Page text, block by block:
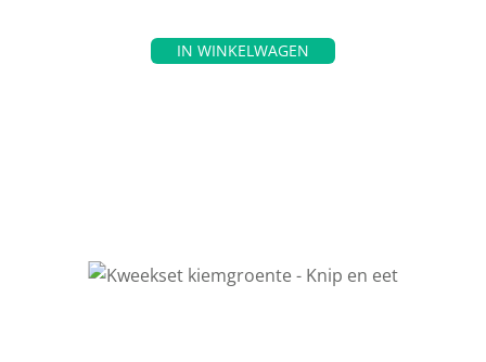
IN WINKELWAGEN